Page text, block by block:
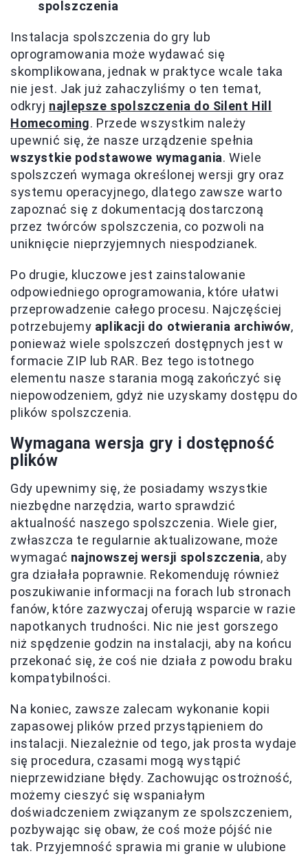
spolszczenia
Instalacja spolszczenia do gry lub
oprogramowania może wydawać się
skomplikowana, jednak w praktyce wcale taka
nie jest. Jak już zahaczyliśmy o ten temat,
odkryj najlepsze spolszczenia do Silent Hill
Homecoming. Przede wszystkim należy
upewnić się, że nasze urządzenie spełnia
wszystkie podstawowe wymagania. Wiele
spolszczeń wymaga określonej wersji gry oraz
systemu operacyjnego, dlatego zawsze warto
zapoznać się z dokumentacją dostarczoną
przez twórców spolszczenia, co pozwoli na
uniknięcie nieprzyjemnych niespodzianek.
Po drugie, kluczowe jest zainstalowanie
odpowiedniego oprogramowania, które ułatwi
przeprowadzenie całego procesu. Najczęściej
potrzebujemy aplikacji do otwierania archiwów,
ponieważ wiele spolszczeń dostępnych jest w
formacie ZIP lub RAR. Bez tego istotnego
elementu nasze starania mogą zakończyć się
niepowodzeniem, gdyż nie uzyskamy dostępu do
plików spolszczenia.
Wymagana wersja gry i dostępność
plików
Gdy upewnimy się, że posiadamy wszystkie
niezbędne narzędzia, warto sprawdzić
aktualność naszego spolszczenia. Wiele gier,
zwłaszcza te regularnie aktualizowane, może
wymagać najnowszej wersji spolszczenia, aby
gra działała poprawnie. Rekomenduję również
poszukiwanie informacji na forach lub stronach
fanów, które zazwyczaj oferują wsparcie w razie
napotkanych trudności. Nic nie jest gorszego
niż spędzenie godzin na instalacji, aby na końcu
przekonać się, że coś nie działa z powodu braku
kompatybilności.
Na koniec, zawsze zalecam wykonanie kopii
zapasowej plików przed przystąpieniem do
instalacji. Niezależnie od tego, jak prosta wydaje
się procedura, czasami mogą wystąpić
nieprzewidziane błędy. Zachowując ostrożność,
możemy cieszyć się wspaniałym
doświadczeniem związanym ze spolszczeniem,
pozbywając się obaw, że coś może pójść nie
tak. Przyjemność sprawia mi granie w ulubione